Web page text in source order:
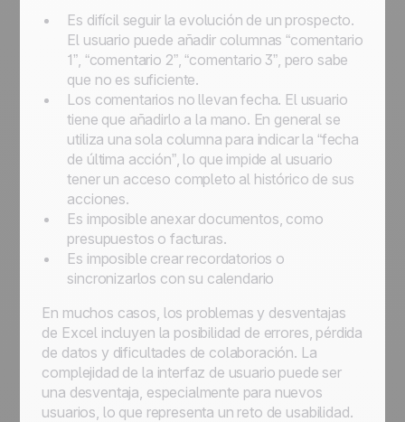
Es difícil seguir la evolución de un prospecto.
El usuario puede añadir columnas “comentario
1”, “comentario 2”, “comentario 3”, pero sabe
que no es suficiente.
Los comentarios no llevan fecha. El usuario
tiene que añadirlo a la mano. En general se
utiliza una sola columna para indicar la “fecha
de última acción”, lo que impide al usuario
tener un acceso completo al histórico de sus
acciones.
Es imposible anexar documentos, como
presupuestos o facturas.
Es imposible crear recordatorios o
sincronizarlos con su calendario
En muchos casos, los problemas y desventajas
de Excel incluyen la posibilidad de errores, pérdida
de datos y dificultades de colaboración. La
complejidad de la interfaz de usuario puede ser
una desventaja, especialmente para nuevos
usuarios, lo que representa un reto de usabilidad.